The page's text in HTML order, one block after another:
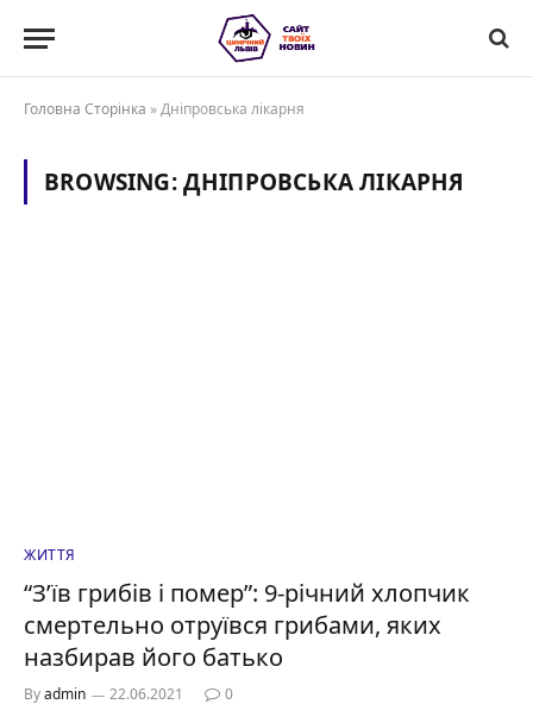
Головна Сторінка »Дніпровська лікарня
BROWSING:ДНІПРОВСЬКА ЛІКАРНЯ
ЖИТТЯ
“З’їв грибів і помер”: 9-річний хлопчик
смертельно отруївся грибами, яких
назбирав його батько
Byadmin 22.06.2021 0